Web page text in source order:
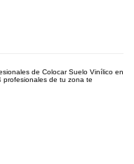
de Colocar Suelo Vinílico en
profesionales de tu zona te